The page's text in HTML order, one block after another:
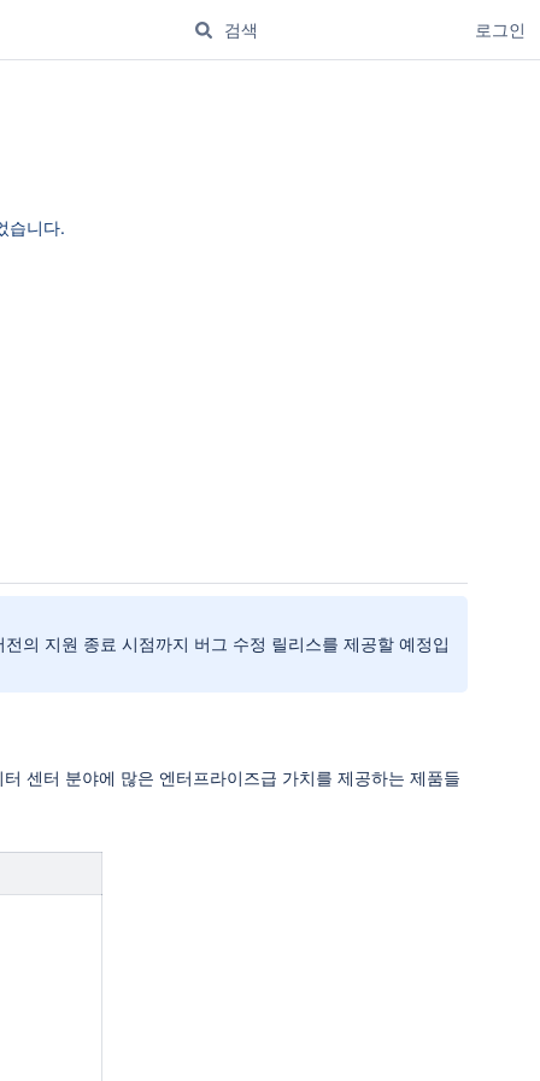
로그인
습니다.
의 지원 종료 시점까지 버그 수정 릴리스를 제공할 예정입
센터 분야에 많은 엔터프라이즈급 가치를 제공하는 제품들